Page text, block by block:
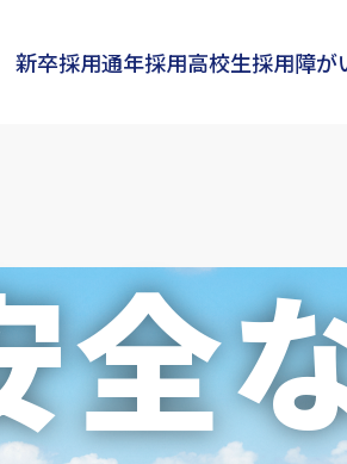
新卒採用通年採用高校生採用障が
全